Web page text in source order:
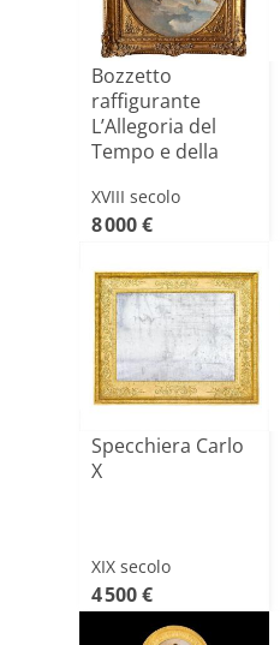
Bozzetto
raffigurante
L’Allegoria del
Tempo e della
XVIII secolo
8 000 €
Specchiera Carlo
X
XIX secolo
4 500 €